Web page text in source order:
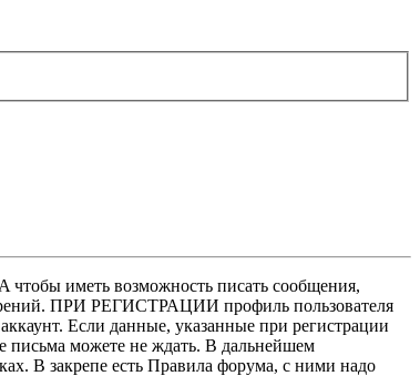
чтобы иметь возможность писать сообщения,
ПРИ РЕГИСТРАЦИИ профиль пользователя
Если данные, указанные при регистрации
письма можете не ждать. В дальнейшем
В закрепе есть Правила форума, с ними надо